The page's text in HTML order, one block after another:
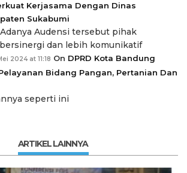
Kerjasama Dengan Dinas
Sukabumi
Audensi tersebut pihak
dan lebih komunikatif
2024 at 11:18 On DPRD Kota Bandung
Bidang Pangan, Pertanian Dan
seperti ini
ARTIKEL LAINNYA